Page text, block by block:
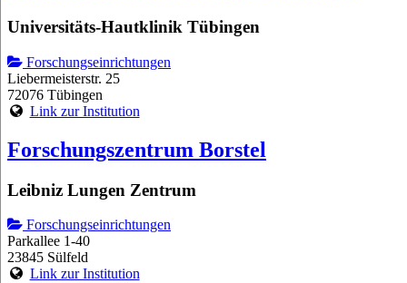
Universitäts-Hautklinik Tübingen
Forschungseinrichtungen
Liebermeisterstr. 25
72076 Tübingen
Link zur Institution
Forschungszentrum Borstel
Leibniz Lungen Zentrum
Forschungseinrichtungen
Parkallee 1-40
23845 Sülfeld
Link zur Institution